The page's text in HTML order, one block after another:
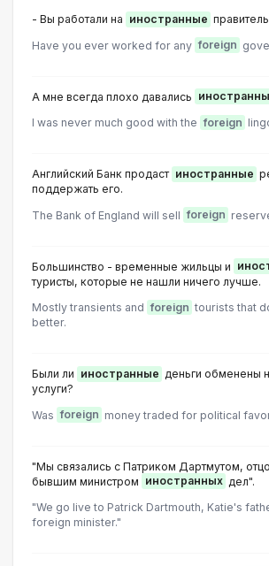
- Вы работали на иностранные
Have you ever worked for any foreign
А мне всегда плохо давались
I was never much good with the foreign
Английский Банк продаст иностранные
поддержать его.
The Bank of England will sell foreign
Большинство - временные жильцы и
туристы, которые не нашли ничего лучше.
Mostly transients and foreign tourists that
better.
Были ли иностранные деньги обменены
услуги?
Was foreign money traded for political
"Мы связались с Патриком Дартмутом,
бывшим министром иностранных дел".
"We go live to Patrick Dartmouth, Katie's
foreign minister."